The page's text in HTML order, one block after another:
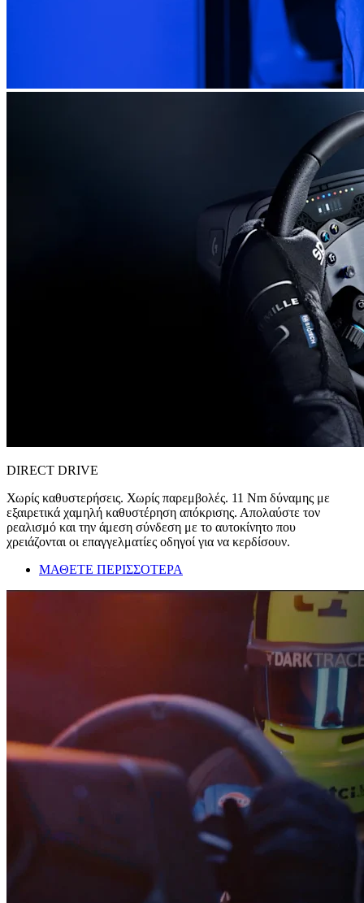
DIRECT DRIVE
Χωρίς καθυστερήσεις. Χωρίς παρεμβολές. 11 Nm δύναμης με
εξαιρετικά χαμηλή καθυστέρηση απόκρισης. Απολαύστε τον
ρεαλισμό και την άμεση σύνδεση με το αυτοκίνητο που
χρειάζονται οι επαγγελματίες οδηγοί για να κερδίσουν.
ΜΑΘΕΤΕ ΠΕΡΙΣΣΟΤΕΡΑ